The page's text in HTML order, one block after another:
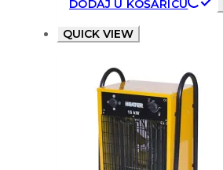
DODAJ U KOŠARICU
QUICK VIEW